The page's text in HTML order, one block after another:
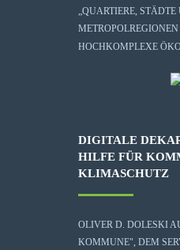
„QUARTIERE, STÄDTE
HOCHKOMPLEXE
DIGITALE
HILFE FÜR
KLIMASCHUTZ
OLIVER D. DOLESKI
KOMMUNE", DEM